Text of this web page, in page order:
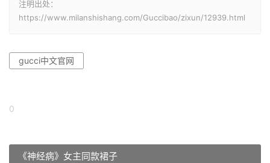
注明出处：
https://www.milanshishang.com/Guccibao/zixun/12939.html
gucci中文官网
0
《神经病》女主同款裙子